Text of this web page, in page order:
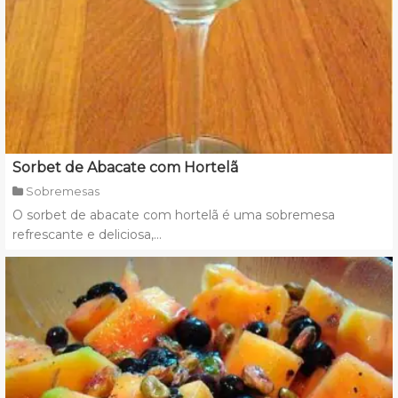
Sorbet de Abacate com Hortelã
Sobremesas
O sorbet de abacate com hortelã é uma sobremesa
refrescante e deliciosa,...